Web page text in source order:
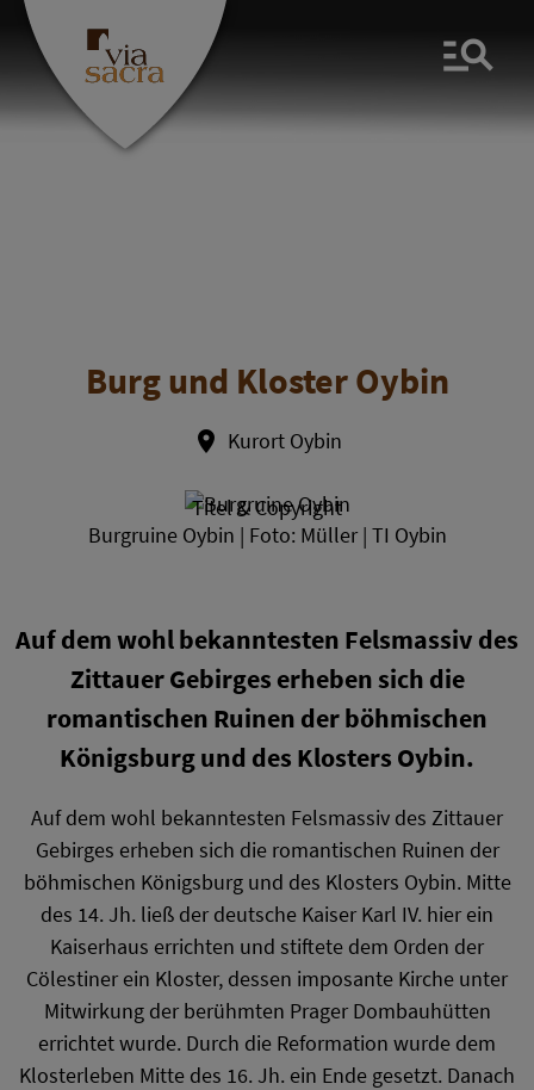
Burg und Kloster Oybin
Kurort Oybin
Titel & Copyright
Burgruine Oybin | Foto: Müller | TI Oybin
Auf dem wohl bekanntesten Felsmassiv des
Zittauer Gebirges erheben sich die
romantischen Ruinen der böhmischen
Königsburg und des Klosters Oybin.
Auf dem wohl bekanntesten Felsmassiv des Zittauer
Gebirges erheben sich die romantischen Ruinen der
böhmischen Königsburg und des Klosters Oybin. Mitte
des 14. Jh. ließ der deutsche Kaiser Karl IV. hier ein
Kaiserhaus errichten und stiftete dem Orden der
Cölestiner ein Kloster, dessen imposante Kirche unter
Mitwirkung der berühmten Prager Dombauhütten
errichtet wurde. Durch die Reformation wurde dem
Klosterleben Mitte des 16. Jh. ein Ende gesetzt. Danach